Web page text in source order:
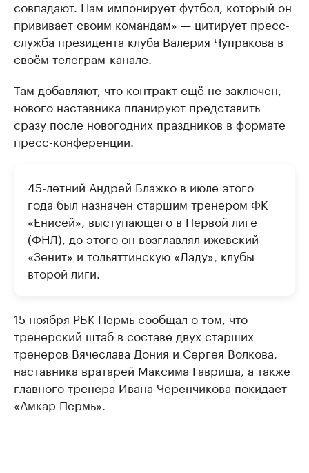
совпадают. Нам импонирует футбол, который он
прививает своим командам» — цитирует пресс-
служба президента клуба Валерия Чупракова в
своём телеграм-канале.
Там добавляют, что контракт ещё не заключен,
нового наставника планируют представить
сразу после новогодних праздников в формате
пресс-конференции.
45-летний Андрей Блажко в июле этого
года был назначен старшим тренером ФК
«Енисей», выступающего в Первой лиге
(ФНЛ), до этого он возглавлял ижевский
«Зенит» и тольяттинскую «Ладу», клубы
второй лиги.
15 ноября РБК Пермьсообщал о том, что
тренерский штаб в составе двух старших
тренеров Вячеслава Дония и Сергея Волкова,
наставника вратарей Максима Гавриша, а также
главного тренера Ивана Черенчикова покидает
«Амкар Пермь».